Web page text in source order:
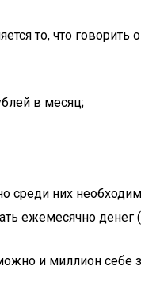
то, что говорить
в месяц;
среди них
ежемесячно денег
и миллион себе